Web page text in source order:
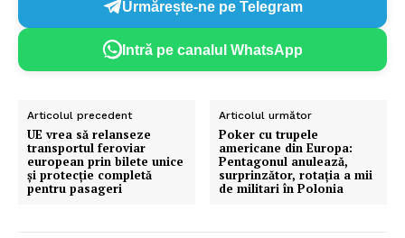
Urmărește-ne pe Telegram
Intră pe canalul WhatsApp
Articolul precedent
UE vrea să relanseze
transportul feroviar
european prin bilete unice
și protecție completă
pentru pasageri
Articolul următor
Poker cu trupele
americane din Europa:
Pentagonul anulează,
surprinzător, rotația a mii
de militari în Polonia